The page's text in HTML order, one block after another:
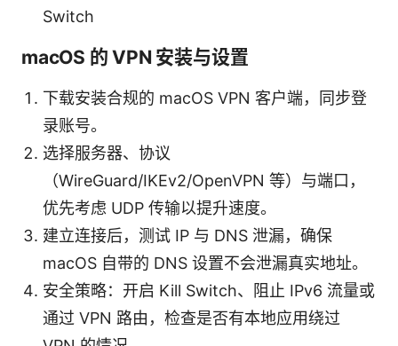
Switch
macOS 的 VPN 安装与设置
下载安装合规的 macOS VPN 客户端，同步登
录账号。
选择服务器、协议
（WireGuard/IKEv2/OpenVPN 等）与端口，
优先考虑 UDP 传输以提升速度。
建立连接后，测试 IP 与 DNS 泄漏，确保
macOS 自带的 DNS 设置不会泄漏真实地址。
安全策略：开启 Kill Switch、阻止 IPv6 流量或
通过 VPN 路由，检查是否有本地应用绕过